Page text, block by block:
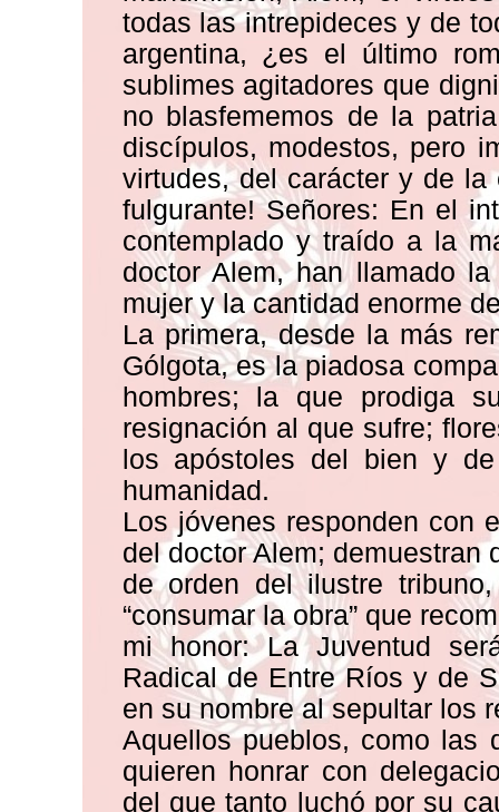
todas las intrepideces y de
argentina, ¿es el último
sublimes agitadores que
no blasfememos de la
discípulos, modestos, pero
virtudes, del carácter y de
fulgurante! Señores: En el
contemplado y traído a la
doctor Alem, han llamado
mujer y la cantidad enorme
La primera, desde la más
Gólgota, es la piadosa
hombres; la que prodiga
resignación al que sufre;
los apóstoles del bien y
humanidad.
Los jóvenes responden con
del doctor Alem; demuestran
de orden del ilustre
“consumar la obra” que
mi honor: La Juventud
Radical de Entre Ríos y de
en su nombre al sepultar los
Aquellos pueblos, como las
quieren honrar con
del que tanto luchó por su